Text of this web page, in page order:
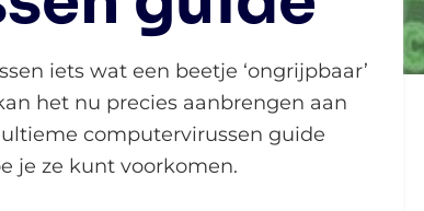
iets wat een beetje ‘ongrijpbaar’
het nu precies aanbrengen aan
computervirussen guide
je ze kunt voorkomen.